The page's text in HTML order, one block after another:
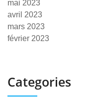
mai 2023
avril 2023
mars 2023
février 2023
Categories